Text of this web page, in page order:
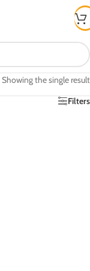
Showing the single result
Filters